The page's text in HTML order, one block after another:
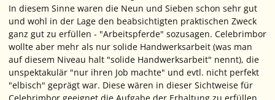
In diesem Sinne waren die Neun und Sieben schon sehr gut
und wohl in der Lage den beabsichtigten praktischen Zweck
ganz gut zu erfüllen - "Arbeitspferde" sozusagen. Celebrimbor
wollte aber mehr als nur solide Handwerksarbeit (was man
auf diesem Niveau halt "solide Handwerksarbeit" nennt), die
unspektakulär "nur ihren Job machte" und evtl. nicht perfekt
"elbisch" geprägt war. Diese wären in dieser Sichtweise für